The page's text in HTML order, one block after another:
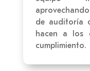
de auditoría
hacen a los
cumplimiento.